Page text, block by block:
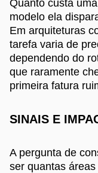
Quanto custa
modelo ela
Em arquiteturas
tarefa varia de
dependendo do
que raramente
primeira fatura
SINAIS E
A pergunta de
ser quantas